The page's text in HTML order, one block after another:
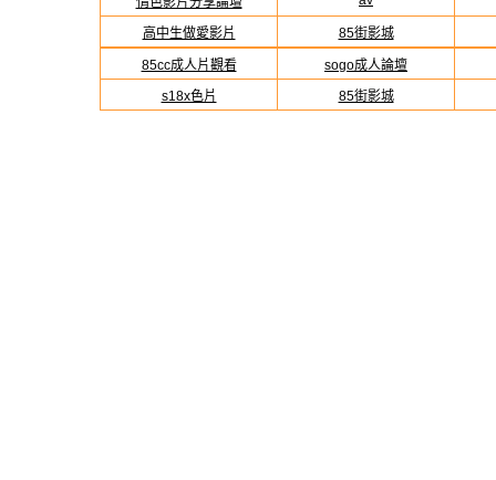
高中生做愛影片 85街影城
85cc成人片觀看
sogo成人論壇
s18x色片
85街影城